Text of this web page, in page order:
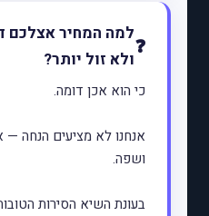
למה המחיר אצלכם
ולא זול יותר?
כי הוא אכן דומה.
אנחנו לא מציעים הנחה —
ושפה.
בעונת השיא הסירות